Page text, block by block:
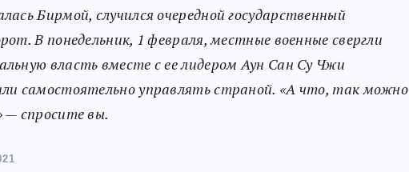
Бирмой, случился очередной государственный
В понедельник, 1 февраля, местные военные свергли
власть вместе с ее лидером Аун Сан Су Чжи
самостоятельно управлять страной. «А что, так можно
— спросите вы.